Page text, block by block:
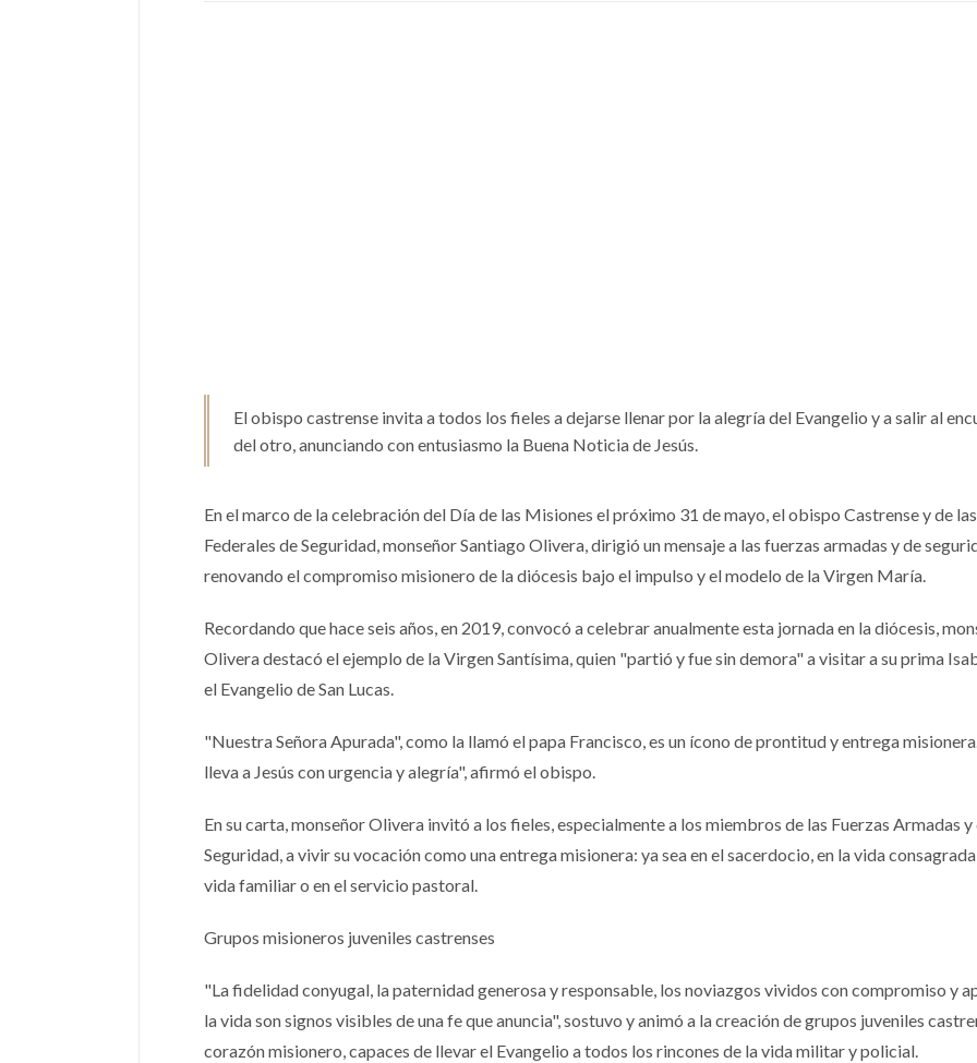
El obispo castrense invita a todos los fieles a dejarse llenar por la alegría del Evangelio y a salir al
del otro, anunciando con entusiasmo la Buena Noticia de Jesús.
En el marco de la celebración del Día de las Misiones el próximo 31 de mayo, el obispo Castrense y de
Federales de Seguridad, monseñor Santiago Olivera, dirigió un mensaje a las fuerzas armadas y de
renovando el compromiso misionero de la diócesis bajo el impulso y el modelo de la Virgen María.
Recordando que hace seis años, en 2019, convocó a celebrar anualmente esta jornada en la diócesis,
Olivera destacó el ejemplo de la Virgen Santísima, quien "partió y fue sin demora" a visitar a su prima
el Evangelio de San Lucas.
"Nuestra Señora Apurada", como la llamó el papa Francisco, es un ícono de prontitud y entrega
lleva a Jesús con urgencia y alegría", afirmó el obispo.
En su carta, monseñor Olivera invitó a los fieles, especialmente a los miembros de las Fuerzas Armadas y
Seguridad, a vivir su vocación como una entrega misionera: ya sea en el sacerdocio, en la vida
vida familiar o en el servicio pastoral.
Grupos misioneros juveniles castrenses
"La fidelidad conyugal, la paternidad generosa y responsable, los noviazgos vividos con compromiso y
la vida son signos visibles de una fe que anuncia", sostuvo y animó a la creación de grupos juveniles
corazón misionero, capaces de llevar el Evangelio a todos los rincones de la vida militar y policial.